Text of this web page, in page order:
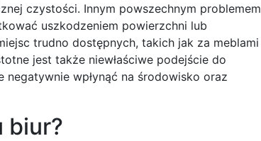
czystości. Innym powszechnym problemem
uszkodzeniem powierzchni lub
trudno dostępnych, takich jak za meblami
jest także niewłaściwe podejście do
wpłynąć na środowisko oraz
biur?